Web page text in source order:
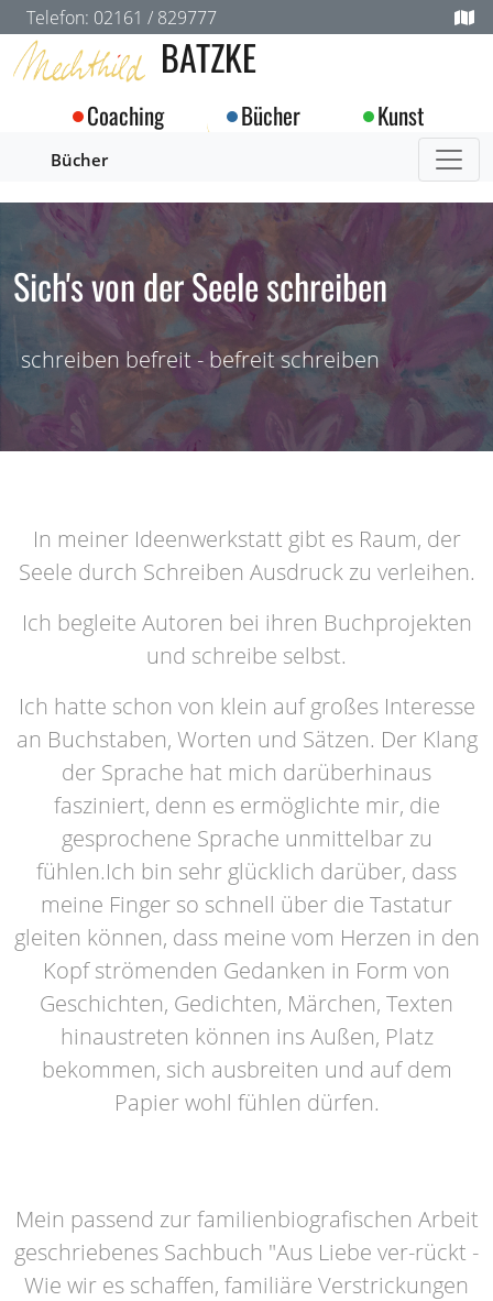
Telefon: 02161 / 829777
BATZKE
Coaching Bücher Kunst
Bücher
Sich's von der Seele schreiben
schreiben befreit - befreit schreiben
In meiner Ideenwerkstatt gibt es Raum, der
Seele durch Schreiben Ausdruck zu verleihen.
Ich begleite Autoren bei ihren Buchprojekten
und schreibe selbst.
Ich hatte schon von klein auf großes Interesse
an Buchstaben, Worten und Sätzen. Der Klang
der Sprache hat mich darüberhinaus
fasziniert, denn es ermöglichte mir, die
gesprochene Sprache unmittelbar zu
fühlen.Ich bin sehr glücklich darüber, dass
meine Finger so schnell über die Tastatur
gleiten können, dass meine vom Herzen in den
Kopf strömenden Gedanken in Form von
Geschichten, Gedichten, Märchen, Texten
hinaustreten können ins Außen, Platz
bekommen, sich ausbreiten und auf dem
Papier wohl fühlen dürfen.
Mein passend zur familienbiografischen Arbeit
geschriebenes Sachbuch "Aus Liebe ver-rückt -
Wie wir es schaffen, familiäre Verstrickungen